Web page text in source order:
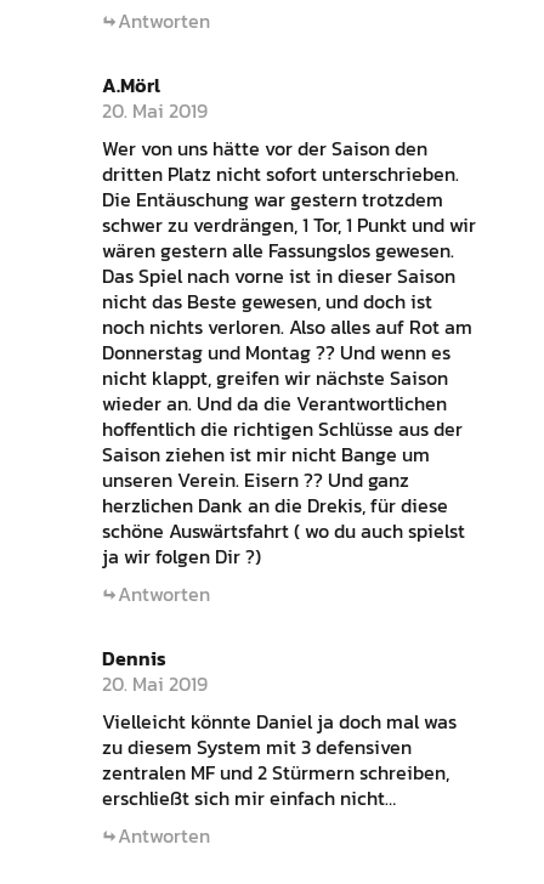
Antworten
A.Mörl
20. Mai 2019
Wer von uns hätte vor der Saison den
dritten Platz nicht sofort unterschrieben.
Die Entäuschung war gestern trotzdem
schwer zu verdrängen, 1 Tor, 1 Punkt und wir
wären gestern alle Fassungslos gewesen.
Das Spiel nach vorne ist in dieser Saison
nicht das Beste gewesen, und doch ist
noch nichts verloren. Also alles auf Rot am
Donnerstag und Montag ?? Und wenn es
nicht klappt, greifen wir nächste Saison
wieder an. Und da die Verantwortlichen
hoffentlich die richtigen Schlüsse aus der
Saison ziehen ist mir nicht Bange um
unseren Verein. Eisern ?? Und ganz
herzlichen Dank an die Drekis, für diese
schöne Auswärtsfahrt ( wo du auch spielst
ja wir folgen Dir ?)
Antworten
Dennis
20. Mai 2019
Vielleicht könnte Daniel ja doch mal was
zu diesem System mit 3 defensiven
zentralen MF und 2 Stürmern schreiben,
erschließt sich mir einfach nicht…
Antworten